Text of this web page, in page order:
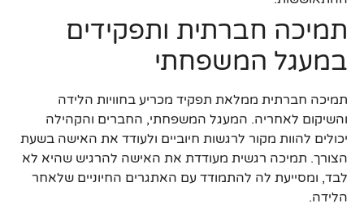
תמיכה חברתית ותפקידים
במעגל המשפחתי
תמיכה חברתית ממלאת תפקיד מכריע בחוויות הלידה
והשיקום לאחריה. המעגל המשפחתי, החברים והקהילה
יכולים להוות מקור לרגשות חיוביים ולעודד את האישה בשעת
הצורך. תמיכה רגשית מעודדת את האישה להרגיש שהיא לא
לבד, ומסייעת לה להתמודד עם האתגרים החיוניים שלאחר
הלידה.